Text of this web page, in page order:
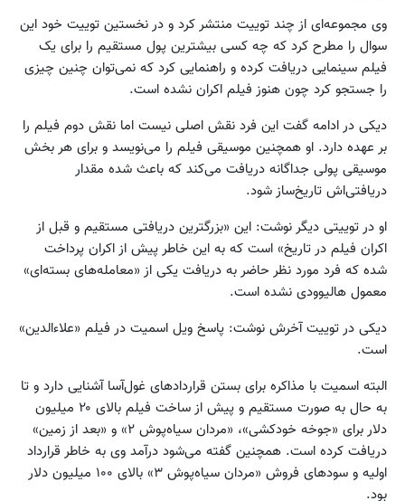
وی مجموعه‌ای از چند توییت منتشر کرد و در نخستین توییت خود این
سوال را مطرح کرد که چه کسی بیشترین پول مستقیم را برای یک
فیلم سینمایی دریافت کرده و راهنمایی کرد که نمی‌توان چنین چیزی
را جستجو کرد چون هنوز فیلم اکران نشده است.
دیکی در ادامه گفت این فرد نقش اصلی نیست اما نقش دوم فیلم را
بر عهده دارد. او همچنین موسیقی فیلم را می‌نویسد و برای هر بخش
موسیقی پولی جداگانه دریافت می‌کند که باعث شده مقدار
دریافتی‌اش تاریخ‌ساز شود.
او در توییتی دیگر نوشت: این «بزرگترین دریافتی مستقیم و قبل از
اکران فیلم در تاریخ» است که به این خاطر پیش از اکران پرداخت
شده که فرد مورد نظر حاضر به دریافت یکی از «معامله‌های بسته‌ای»
معمول هالیوودی نشده است.
دیکی در توییت آخرش نوشت: پاسخ ویل اسمیت در فیلم «علاء‌الدین»
است.
البته اسمیت با مذاکره برای بستن قراردادهای غول‌آسا آشنایی دارد و تا
به حال به صورت مستقیم و پیش از ساخت فیلم بالای ۲۰ میلیون
دلار برای «جوخه خودکشی»، «مردان سیاه‌پوش ۲» و «بعد از زمین»
دریافت کرده است. همچنین گفته می‌شود درآمد وی به خاطر قرارداد
اولیه و سودهای فروش «مردان سیاه‌پوش ۳» بالای ۱۰۰ میلیون دلار
بود.